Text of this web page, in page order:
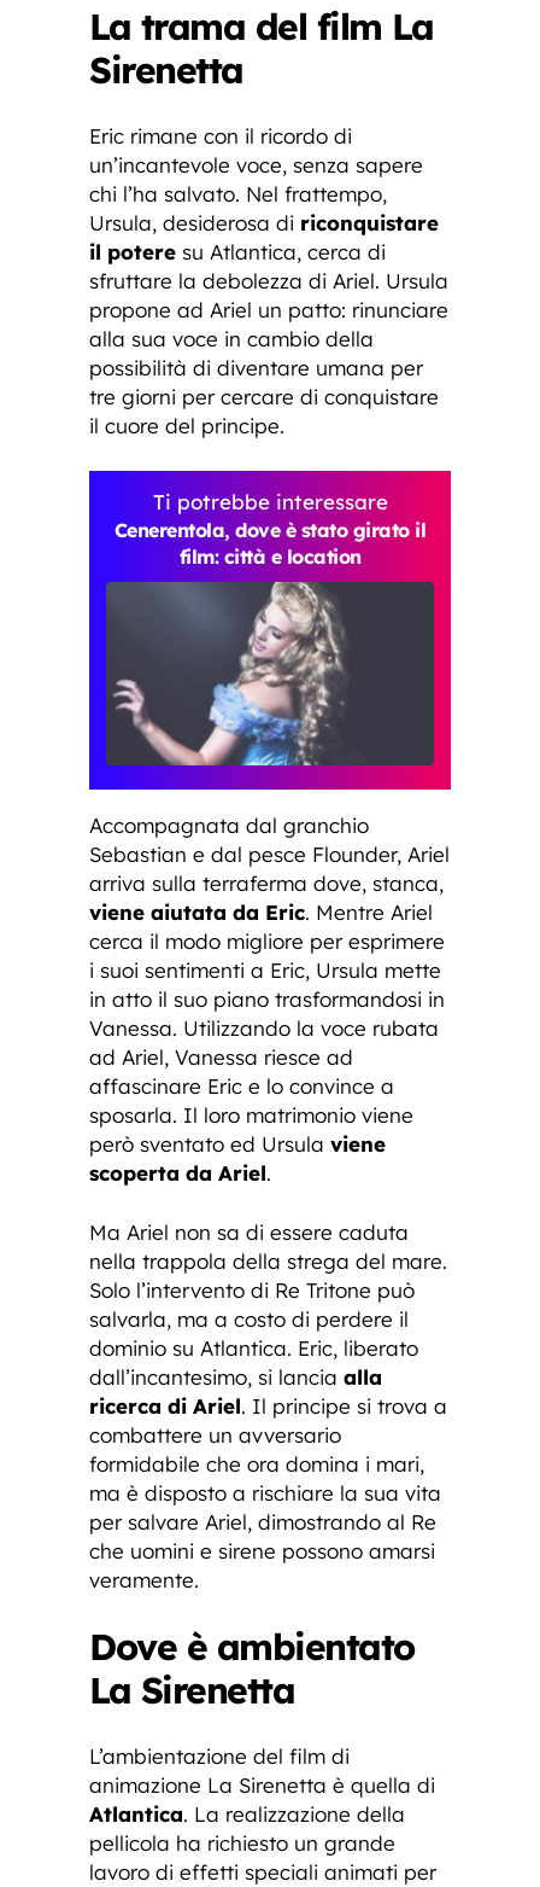
La trama del film La
Sirenetta
Eric rimane con il ricordo di
un’incantevole voce, senza sapere
chi l’ha salvato. Nel frattempo,
Ursula, desiderosa di riconquistare
il potere su Atlantica, cerca di
sfruttare la debolezza di Ariel. Ursula
propone ad Ariel un patto: rinunciare
alla sua voce in cambio della
possibilità di diventare umana per
tre giorni per cercare di conquistare
il cuore del principe.
Ti potrebbe interessare
Cenerentola, dove è stato girato il
film: città e location
Accompagnata dal granchio
Sebastian e dal pesce Flounder, Ariel
arriva sulla terraferma dove, stanca,
viene aiutata da Eric. Mentre Ariel
cerca il modo migliore per esprimere
i suoi sentimenti a Eric, Ursula mette
in atto il suo piano trasformandosi in
Vanessa. Utilizzando la voce rubata
ad Ariel, Vanessa riesce ad
affascinare Eric e lo convince a
sposarla. Il loro matrimonio viene
però sventato ed Ursula viene
scoperta da Ariel.
Ma Ariel non sa di essere caduta
nella trappola della strega del mare.
Solo l’intervento di Re Tritone può
salvarla, ma a costo di perdere il
dominio su Atlantica. Eric, liberato
dall’incantesimo, si lancia alla
ricerca di Ariel. Il principe si trova a
combattere un avversario
formidabile che ora domina i mari,
ma è disposto a rischiare la sua vita
per salvare Ariel, dimostrando al Re
che uomini e sirene possono amarsi
veramente.
Dove è ambientato
La Sirenetta
L’ambientazione del film di
animazione La Sirenetta è quella di
Atlantica. La realizzazione della
pellicola ha richiesto un grande
lavoro di effetti speciali animati per